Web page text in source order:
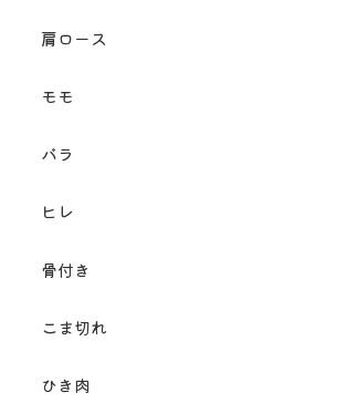
肩ロース
モモ
バラ
ヒレ
骨付き
こま切れ
ひき肉